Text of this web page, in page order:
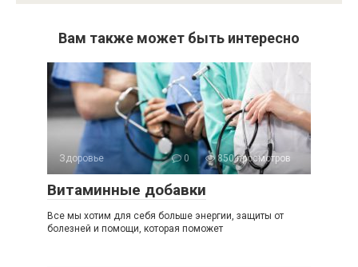
Вам также может быть интересно
Здоровье 0 850 просмотров
Витаминные добавки
Все мы хотим для себя больше энергии, защиты от
болезней и помощи, которая поможет